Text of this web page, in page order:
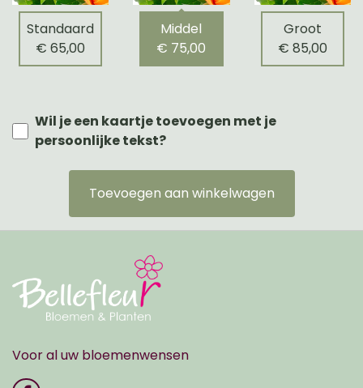
Standaard
€ 65,00
Middel
€ 75,00
Groot
€ 85,00
Wil je een kaartje toevoegen met je
persoonlijke tekst?
Toevoegen aan winkelwagen
Voor al uw bloemenwensen